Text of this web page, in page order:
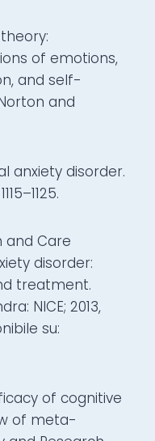
of emotions,
and self-
and
anxiety disorder.
and Care
disorder:
treatment.
NICE; 2013,
su:
of cognitive
of meta-